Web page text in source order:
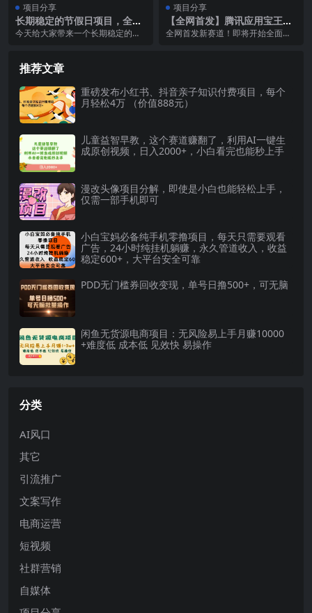
项目分享
长期稳定的节假日项目，全国
旅游攻略，提供三种变现方
今天给大家带来一个长期稳定的节
项目分享
【全网首发】腾讯应用宝王者
荣耀残局模式拉新赛道，轻松
全网首发新赛道！即将开始全面推
推荐文章
重磅发布小红书、抖音亲子知识付费项目，每个
月轻松4万 （价值888元）
儿童益智早教，这个赛道赚翻了，利用AI一键生
成原创视频，日入2000+，小白看完也能秒上手
漫改头像项目分解，即使是小白也能轻松上手，
仅需一部手机即可
小白宝妈必备纯手机零撸项目，每天只需要观看
广告，24小时纯挂机躺赚，永久管道收入，收益
稳定600+，大平台安全可靠
PDD无门槛券回收变现，单号日撸500+，可无脑
闲鱼无货源电商项目：无风险易上手月赚10000
+难度低 成本低 见效快 易操作
分类
AI风口
其它
引流推广
文案写作
电商运营
短视频
社群营销
自媒体